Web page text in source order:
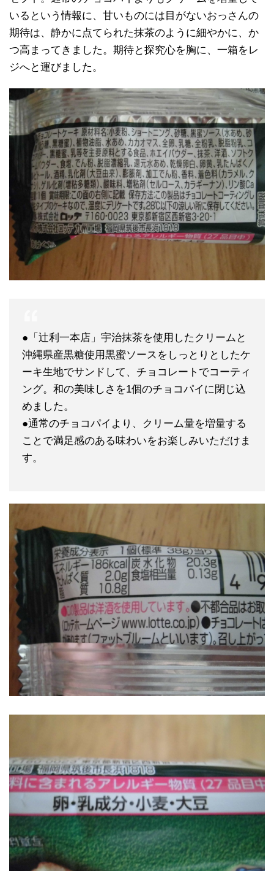
いるという情報に、甘いものには目がないおっさんの
期待は、静かに点てられた抹茶のように細やかに、か
つ高まってきました。期待と探究心を胸に、一箱をレ
ジへと運びました。
●「辻利一本店」宇治抹茶を使用したクリームと
沖縄県産黒糖使用黒蜜ソースをしっとりとしたケ
ーキ生地でサンドして、チョコレートでコーティ
ング。和の美味しさを1個のチョコパイに閉じ込
めました。
●通常のチョコパイより、クリーム量を増量する
ことで満足感のある味わいをお楽しみいただけま
す。